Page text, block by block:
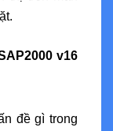
v16
đề gì trong